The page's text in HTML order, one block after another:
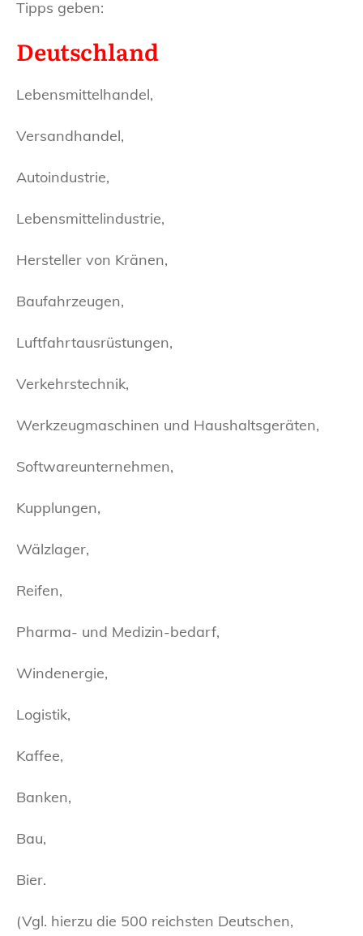
Tipps geben:
Deutschland
Lebensmittelhandel,
Versandhandel,
Autoindustrie,
Lebensmittelindustrie,
Hersteller von Kränen,
Baufahrzeugen,
Luftfahrtausrüstungen,
Verkehrstechnik,
Werkzeugmaschinen und Haushaltsgeräten,
Softwareunternehmen,
Kupplungen,
Wälzlager,
Reifen,
Pharma- und Medizin-bedarf,
Windenergie,
Logistik,
Kaffee,
Banken,
Bau,
Bier.
(Vgl. hierzu die 500 reichsten Deutschen,